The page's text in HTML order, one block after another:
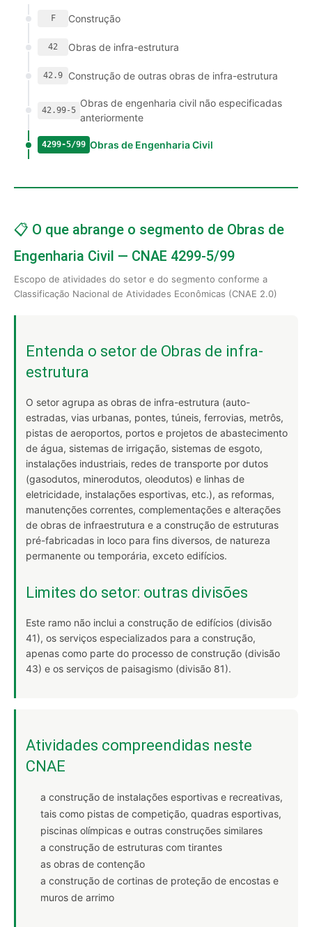
F Construção
42 Obras de infra-estrutura
42.9 Construção de outras obras de infra-estrutura
42.99-5
Obras de engenharia civil não especificadas
anteriormente
4299-5/99 Obras de Engenharia Civil
📋 O que abrange o segmento de Obras de
Engenharia Civil — CNAE 4299-5/99
Escopo de atividades do setor e do segmento conforme a
Classificação Nacional de Atividades Econômicas (CNAE 2.0)
Entenda o setor de Obras de infra-
estrutura
O setor agrupa as obras de infra-estrutura (auto-
estradas, vias urbanas, pontes, túneis, ferrovias, metrôs,
pistas de aeroportos, portos e projetos de abastecimento
de água, sistemas de irrigação, sistemas de esgoto,
instalações industriais, redes de transporte por dutos
(gasodutos, minerodutos, oleodutos) e linhas de
eletricidade, instalações esportivas, etc.), as reformas,
manutenções correntes, complementações e alterações
de obras de infraestrutura e a construção de estruturas
pré-fabricadas in loco para fins diversos, de natureza
permanente ou temporária, exceto edifícios.
Limites do setor: outras divisões
Este ramo não inclui a construção de edifícios (divisão
41), os serviços especializados para a construção,
apenas como parte do processo de construção (divisão
43) e os serviços de paisagismo (divisão 81).
Atividades compreendidas neste
CNAE
a construção de instalações esportivas e recreativas,
tais como pistas de competição, quadras esportivas,
piscinas olímpicas e outras construções similares
a construção de estruturas com tirantes
as obras de contenção
a construção de cortinas de proteção de encostas e
muros de arrimo